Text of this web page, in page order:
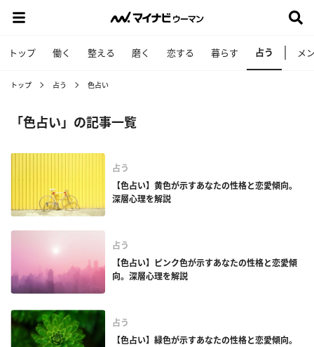
トップ 働く 整える 磨く 恋する 暮らす 占う メ
トップ 占う 色占い
「色占い」の記事一覧
占う
【色占い】黄色が示すあなたの性格と恋愛傾向。
深層心理を解説
占う
【色占い】ピンク色が示すあなたの性格と恋愛傾
向。深層心理を解説
占う
【色占い】緑色が示すあなたの性格と恋愛傾向。